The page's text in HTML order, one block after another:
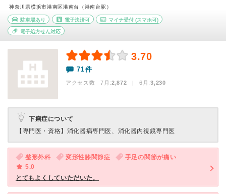
神奈川県横浜市港南区港南台（港南台駅）
駐車場あり 電子決済可 マイナ受付 (スマホ可)
電子処方せん対応
3.70
71件
アクセス数 7月:2,872 | 6月:3,230
下痢症について
【専門医・資格】 消化器病専門医、消化器内視鏡専門医
整形外科 変形性膝関節症
手足の関節が痛い
5.0
とてもよくしていただいた。